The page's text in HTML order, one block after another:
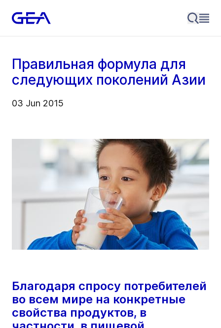
Правильная формула для
следующих поколений Азии
03 Jun 2015
Благодаря спросу потребителей
во всем мире на конкретные
свойства продуктов, в